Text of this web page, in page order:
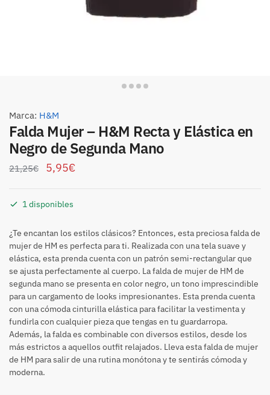
Marca: H&M
Falda Mujer – H&M Recta y Elástica en
Negro de Segunda Mano
21,25€ 5,95€
1 disponibles
¿Te encantan los estilos clásicos? Entonces, esta preciosa falda de
mujer de HM es perfecta para ti. Realizada con una tela suave y
elástica, esta prenda cuenta con un patrón semi-rectangular que
se ajusta perfectamente al cuerpo. La falda de mujer de HM de
segunda mano se presenta en color negro, un tono imprescindible
para un cargamento de looks impresionantes. Esta prenda cuenta
con una cómoda cinturilla elástica para facilitar la vestimenta y
fundirla con cualquier pieza que tengas en tu guardarropa.
Además, la falda es combinable con diversos estilos, desde los
más estrictos a aquellos outfit relajados. Lleva esta falda de mujer
de HM para salir de una rutina monótona y te sentirás cómoda y
moderna.